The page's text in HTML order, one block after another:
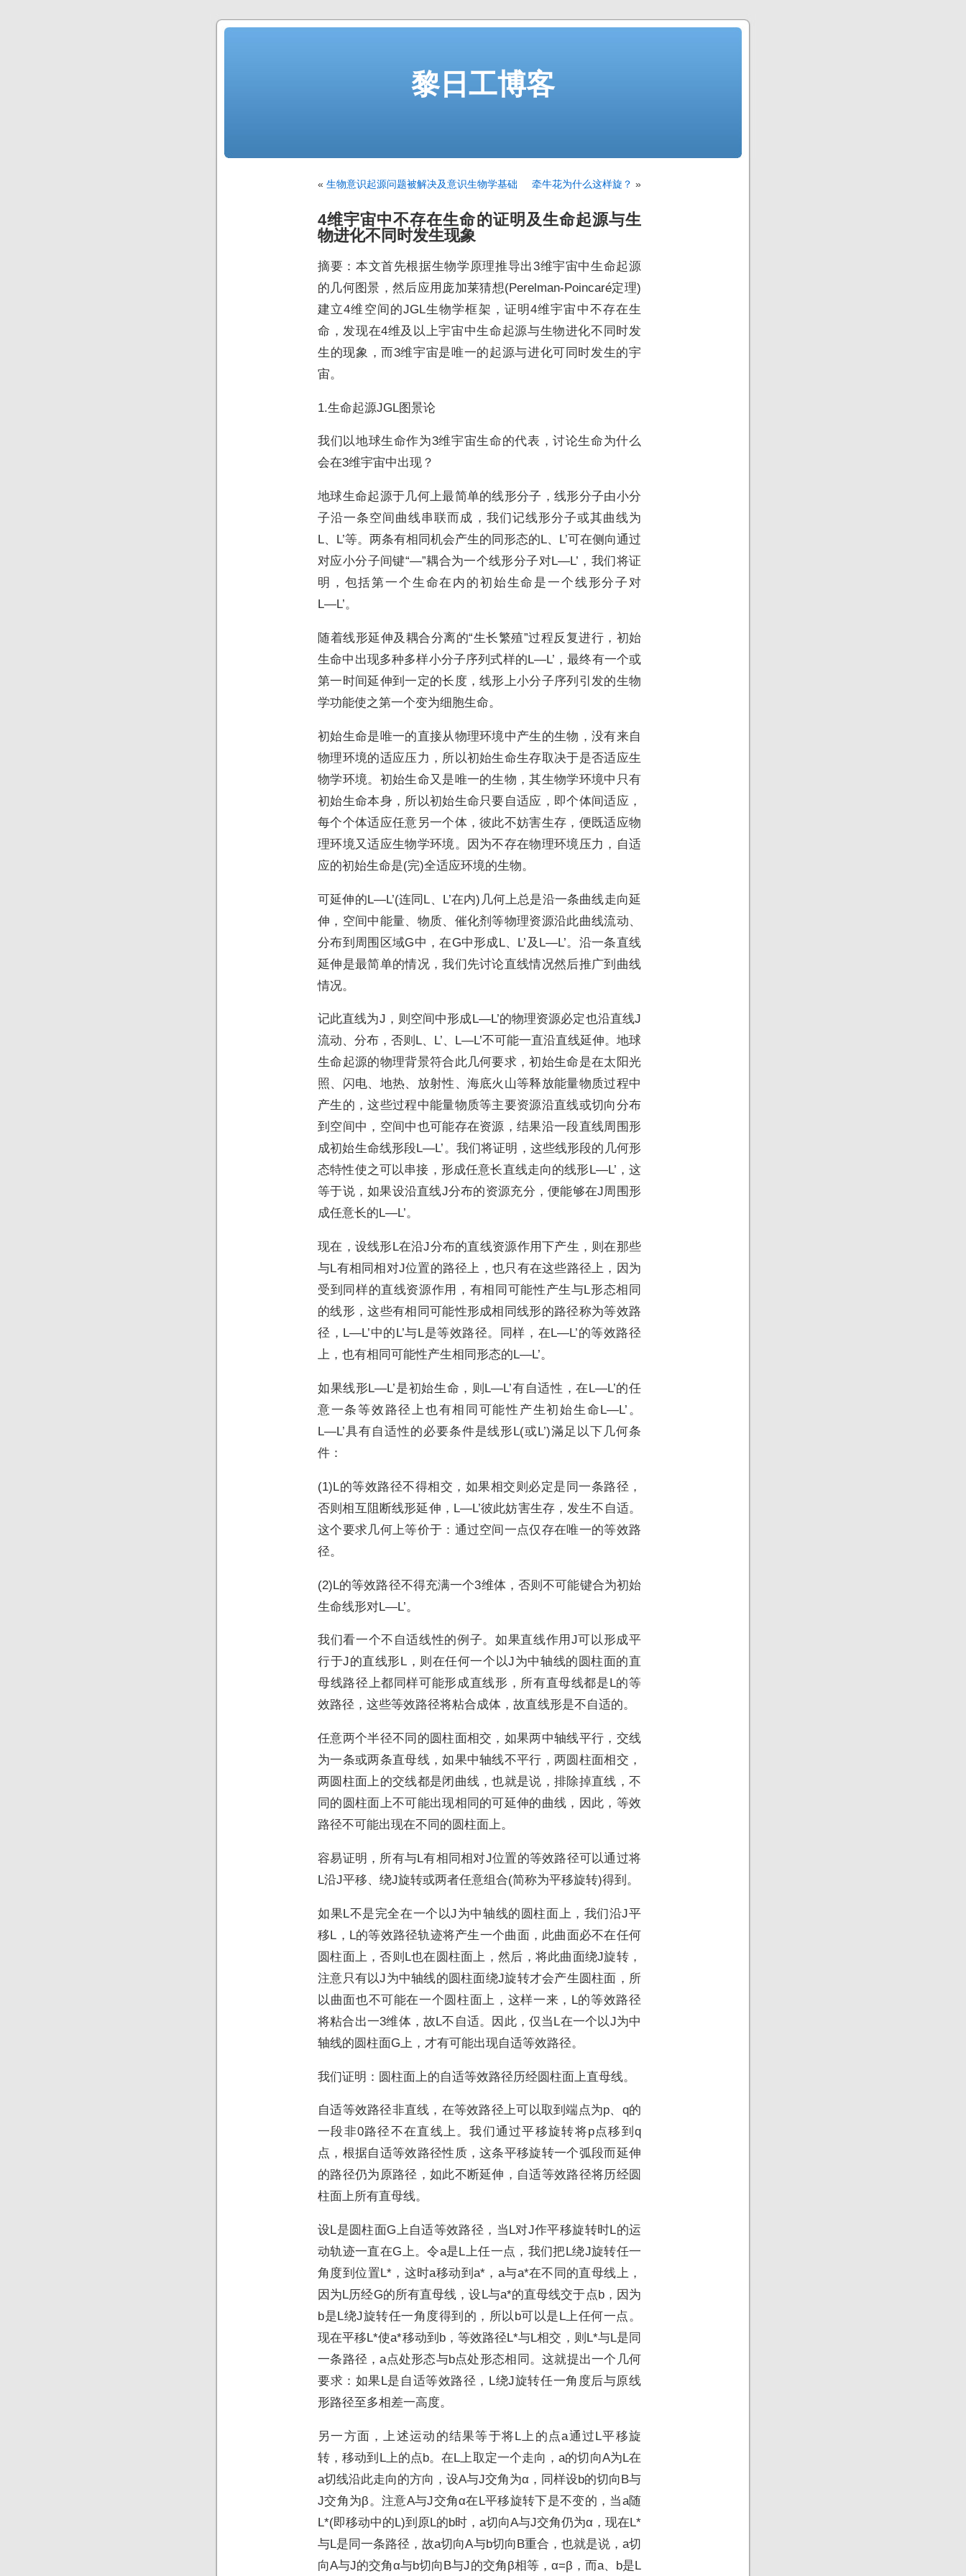
黎日工博客
« 生物意识起源问题被解决及意识生物学基础 牵牛花为什么这样旋？ »
4维宇宙中不存在生命的证明及生命起源与生
物进化不同时发生现象
摘要：本文首先根据生物学原理推导出3维宇宙中生命起源
的几何图景，然后应用庞加莱猜想(Perelman-Poincaré定理)
建立4维空间的JGL生物学框架，证明4维宇宙中不存在生
命，发现在4维及以上宇宙中生命起源与生物进化不同时发
生的现象，而3维宇宙是唯一的起源与进化可同时发生的宇
宙。
1.生命起源JGL图景论
我们以地球生命作为3维宇宙生命的代表，讨论生命为什么
会在3维宇宙中出现？
地球生命起源于几何上最简单的线形分子，线形分子由小分
子沿一条空间曲线串联而成，我们记线形分子或其曲线为
L、L’等。两条有相同机会产生的同形态的L、L’可在侧向通过
对应小分子间键“―”耦合为一个线形分子对L―L’，我们将证
明，包括第一个生命在内的初始生命是一个线形分子对
L―L’。
随着线形延伸及耦合分离的“生长繁殖”过程反复进行，初始
生命中出现多种多样小分子序列式样的L―L’，最终有一个或
第一时间延伸到一定的长度，线形上小分子序列引发的生物
学功能使之第一个变为细胞生命。
初始生命是唯一的直接从物理环境中产生的生物，没有来自
物理环境的适应压力，所以初始生命生存取决于是否适应生
物学环境。初始生命又是唯一的生物，其生物学环境中只有
初始生命本身，所以初始生命只要自适应，即个体间适应，
每个个体适应任意另一个体，彼此不妨害生存，便既适应物
理环境又适应生物学环境。因为不存在物理环境压力，自适
应的初始生命是(完)全适应环境的生物。
可延伸的L―L’(连同L、L’在内)几何上总是沿一条曲线走向延
伸，空间中能量、物质、催化剂等物理资源沿此曲线流动、
分布到周围区域G中，在G中形成L、L’及L―L’。沿一条直线
延伸是最简单的情况，我们先讨论直线情况然后推广到曲线
情况。
记此直线为J，则空间中形成L―L’的物理资源必定也沿直线J
流动、分布，否则L、L’、L―L’不可能一直沿直线延伸。地球
生命起源的物理背景符合此几何要求，初始生命是在太阳光
照、闪电、地热、放射性、海底火山等释放能量物质过程中
产生的，这些过程中能量物质等主要资源沿直线或切向分布
到空间中，空间中也可能存在资源，结果沿一段直线周围形
成初始生命线形段L―L’。我们将证明，这些线形段的几何形
态特性使之可以串接，形成任意长直线走向的线形L―L’，这
等于说，如果设沿直线J分布的资源充分，便能够在J周围形
成任意长的L―L’。
现在，设线形L在沿J分布的直线资源作用下产生，则在那些
与L有相同相对J位置的路径上，也只有在这些路径上，因为
受到同样的直线资源作用，有相同可能性产生与L形态相同
的线形，这些有相同可能性形成相同线形的路径称为等效路
径，L―L’中的L’与L是等效路径。同样，在L―L’的等效路径
上，也有相同可能性产生相同形态的L―L’。
如果线形L―L’是初始生命，则L―L’有自适性，在L―L’的任
意一条等效路径上也有相同可能性产生初始生命L―L’。
L―L’具有自适性的必要条件是线形L(或L’)滿足以下几何条
件：
(1)L的等效路径不得相交，如果相交则必定是同一条路径，
否则相互阻断线形延伸，L―L’彼此妨害生存，发生不自适。
这个要求几何上等价于：通过空间一点仅存在唯一的等效路
径。
(2)L的等效路径不得充满一个3维体，否则不可能键合为初始
生命线形对L―L’。
我们看一个不自适线性的例子。如果直线作用J可以形成平
行于J的直线形L，则在任何一个以J为中轴线的圆柱面的直
母线路径上都同样可能形成直线形，所有直母线都是L的等
效路径，这些等效路径将粘合成体，故直线形是不自适的。
任意两个半径不同的圆柱面相交，如果两中轴线平行，交线
为一条或两条直母线，如果中轴线不平行，两圆柱面相交，
两圆柱面上的交线都是闭曲线，也就是说，排除掉直线，不
同的圆柱面上不可能出现相同的可延伸的曲线，因此，等效
路径不可能出现在不同的圆柱面上。
容易证明，所有与L有相同相对J位置的等效路径可以通过将
L沿J平移、绕J旋转或两者任意组合(简称为平移旋转)得到。
如果L不是完全在一个以J为中轴线的圆柱面上，我们沿J平
移L，L的等效路径轨迹将产生一个曲面，此曲面必不在任何
圆柱面上，否则L也在圆柱面上，然后，将此曲面绕J旋转，
注意只有以J为中轴线的圆柱面绕J旋转才会产生圆柱面，所
以曲面也不可能在一个圆柱面上，这样一来，L的等效路径
将粘合出一3维体，故L不自适。因此，仅当L在一个以J为中
轴线的圆柱面G上，才有可能出现自适等效路径。
我们证明：圆柱面上的自适等效路径历经圆柱面上直母线。
自适等效路径非直线，在等效路径上可以取到端点为p、q的
一段非0路径不在直线上。我们通过平移旋转将p点移到q
点，根据自适等效路径性质，这条平移旋转一个弧段而延伸
的路径仍为原路径，如此不断延伸，自适等效路径将历经圆
柱面上所有直母线。
设L是圆柱面G上自适等效路径，当L对J作平移旋转时L的运
动轨迹一直在G上。令a是L上任一点，我们把L绕J旋转任一
角度到位置L*，这时a移动到a*，a与a*在不同的直母线上，
因为L历经G的所有直母线，设L与a*的直母线交于点b，因为
b是L绕J旋转任一角度得到的，所以b可以是L上任何一点。
现在平移L*使a*移动到b，等效路径L*与L相交，则L*与L是同
一条路径，a点处形态与b点处形态相同。这就提出一个几何
要求：如果L是自适等效路径，L绕J旋转任一角度后与原线
形路径至多相差一高度。
另一方面，上述运动的结果等于将L上的点a通过L平移旋
转，移动到L上的点b。在L上取定一个走向，a的切向A为L在
a切线沿此走向的方向，设A与J交角为α，同样设b的切向B与
J交角为β。注意A与J交角α在L平移旋转下是不变的，当a随
L*(即移动中的L)到原L的b时，a切向A与J交角仍为α，现在L*
与L是同一条路径，故a切向A与b切向B重合，也就是说，a切
向A与J的交角α与b切向B与J的交角β相等，α=β，而a、b是L